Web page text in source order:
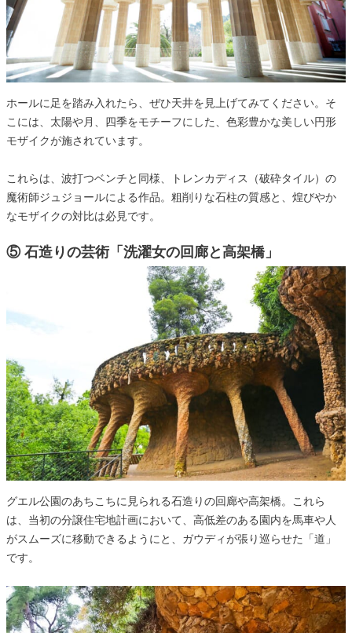
ホールに足を踏み入れたら、ぜひ天井を見上げてみてください。そ
こには、太陽や月、四季をモチーフにした、色彩豊かな美しい円形
モザイクが施されています。
これらは、波打つベンチと同様、トレンカディス（破砕タイル）の
魔術師ジュジョールによる作品。粗削りな石柱の質感と、煌びやか
なモザイクの対比は必見です。
⑤ 石造りの芸術「洗濯女の回廊と高架橋」
グエル公園のあちこちに見られる石造りの回廊や高架橋。これら
は、当初の分譲住宅地計画において、高低差のある園内を馬車や人
がスムーズに移動できるようにと、ガウディが張り巡らせた「道」
です。